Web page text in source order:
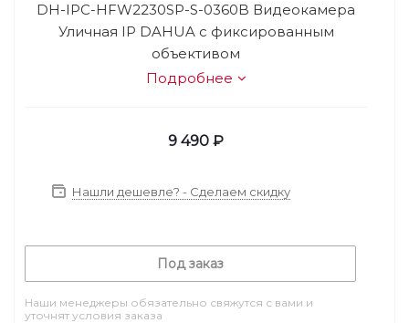
DH-IPC-HFW2230SP-S-0360B Видеокамера
Уличная IP DAHUA с фиксированным
объективом
Подробнее
9 490 ₽
Нашли дешевле? - Сделаем скидку
Под заказ
Наши менеджеры обязательно свяжутся с вами и
уточнят условия заказа